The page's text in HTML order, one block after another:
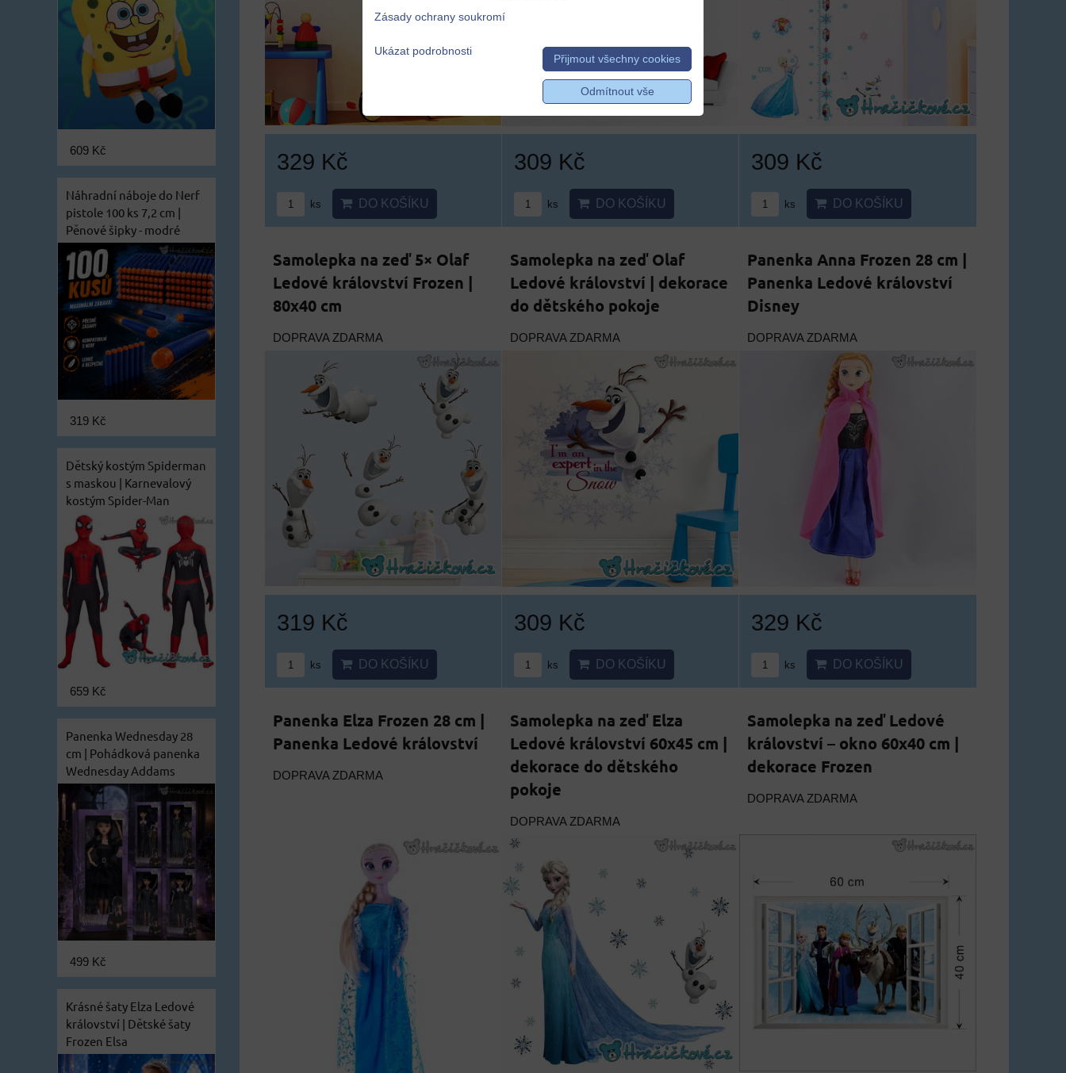
329 Kč
ks DO KOŠÍKU
309 Kč
ks DO KOŠÍKU
309 Kč
ks DO KOŠÍKU
Samolepka na zeď 5× Olaf
Ledové království Frozen |
80x40 cm
DOPRAVA ZDARMA
319 Kč
ks DO KOŠÍKU
Samolepka na zeď Olaf
Ledové království | dekorace
do dětského pokoje
DOPRAVA ZDARMA
309 Kč
ks DO KOŠÍKU
Panenka Anna Frozen 28 cm |
Panenka Ledové království
Disney
DOPRAVA ZDARMA
329 Kč
ks DO KOŠÍKU
Panenka Elza Frozen 28 cm |
Panenka Ledové království
DOPRAVA ZDARMA
Samolepka na zeď Elza
Ledové království 60x45 cm |
dekorace do dětského
pokoje
DOPRAVA ZDARMA
Samolepka na zeď Ledové
království – okno 60x40 cm |
dekorace Frozen
DOPRAVA ZDARMA
609 Kč
Náhradní náboje do Nerf
pistole 100 ks 7,2 cm |
Pěnové šipky - modré
319 Kč
Dětský kostým Spiderman
s maskou | Karnevalový
kostým Spider-Man
659 Kč
Panenka Wednesday 28
cm | Pohádková panenka
Wednesday Addams
499 Kč
Krásné šaty Elza Ledové
království | Dětské šaty
Frozen Elsa
Zásady ochrany soukromí
Ukázat podrobnosti
Přijmout všechny cookies
Odmítnout vše